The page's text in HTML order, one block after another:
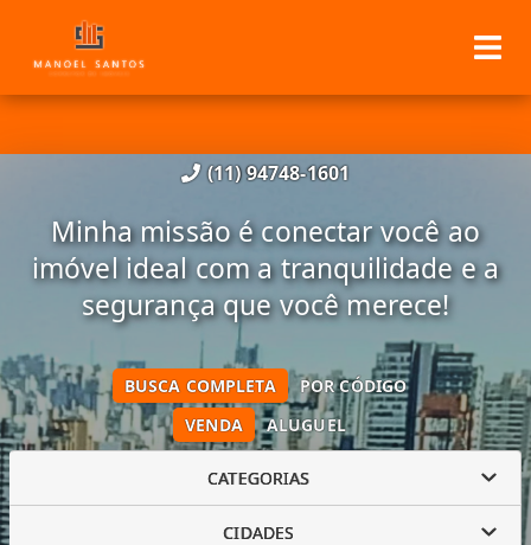
(11) 94748-1601
Minha missão é conectar você ao
imóvel ideal com a tranquilidade e a
segurança que você merece!
VENDA ALUGUEL
BUSCA COMPLETA POR CÓDIGO
CATEGORIAS
CIDADES